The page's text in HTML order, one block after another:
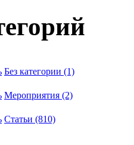
Без категории (1)
Мероприятия (2)
Статьи (810)